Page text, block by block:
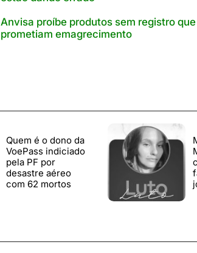
Anvisa proíbe produtos sem registro que
prometiam emagrecimento
Quem é o dono da
VoePass indiciado
pela PF por
desastre aéreo
com 62 mortos